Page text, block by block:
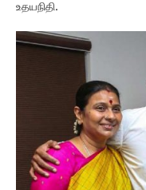
உதயநிதி.